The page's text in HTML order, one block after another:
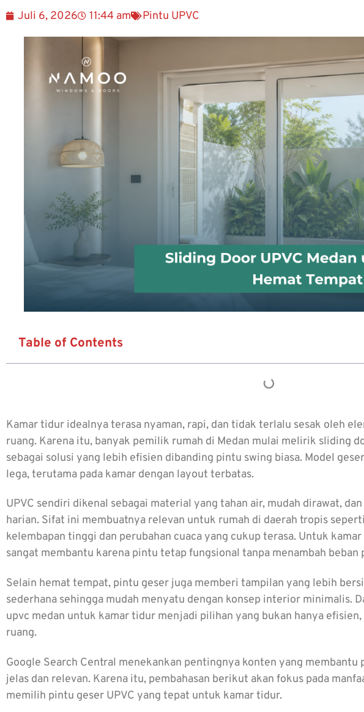
Juli 6, 2026 11:44 am Pintu UPVC
Table of Contents
Kamar tidur idealnya terasa nyaman, rapi, dan tidak terlalu sesak oleh
ruang. Karena itu, banyak pemilik rumah di Medan mulai melirik sliding
sebagai solusi yang lebih efisien dibanding pintu swing biasa. Model
lega, terutama pada kamar dengan layout terbatas.
UPVC sendiri dikenal sebagai material yang tahan air, mudah dirawat,
harian. Sifat ini membuatnya relevan untuk rumah di daerah tropis
kelembapan tinggi dan perubahan cuaca yang cukup terasa. Untuk
sangat membantu karena pintu tetap fungsional tanpa menambah beban
Selain hemat tempat, pintu geser juga memberi tampilan yang lebih
sederhana sehingga mudah menyatu dengan konsep interior minimalis.
upvc medan untuk kamar tidur menjadi pilihan yang bukan hanya
ruang.
Google Search Central menekankan pentingnya konten yang membantu
jelas dan relevan. Karena itu, pembahasan berikut akan fokus pada
memilih pintu geser UPVC yang tepat untuk kamar tidur.